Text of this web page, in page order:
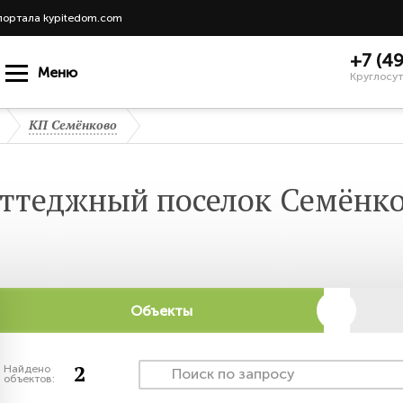
kypitedom.com
Меню
+7
КП Семёнково
поселок
Объекты
Найдено
объектов: 2